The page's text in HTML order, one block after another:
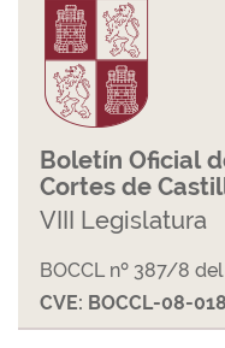
Boletín Oficial
Cortes de
VIII Legislatura
BOCCL nº 387/8
CVE: BOCCL-08-